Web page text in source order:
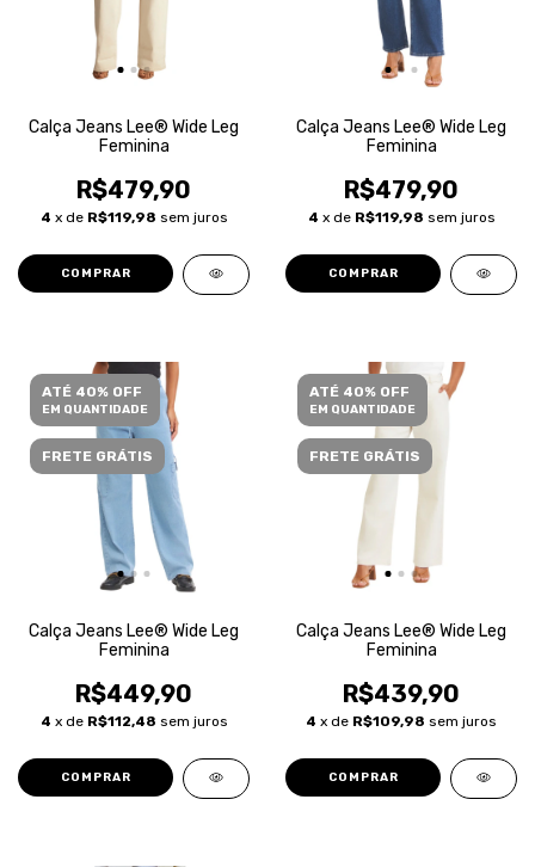
Calça Jeans Lee® Wide Leg
Feminina
R$479,90
4 x de R$119,98 sem juros
COMPRAR
Calça Jeans Lee® Wide Leg
Feminina
R$479,90
4 x de R$119,98 sem juros
COMPRAR
ATÉ 40% OFF
EM QUANTIDADE
FRETE GRÁTIS
Calça Jeans Lee® Wide Leg
Feminina
R$449,90
4 x de R$112,48 sem juros
COMPRAR
ATÉ 40% OFF
EM QUANTIDADE
FRETE GRÁTIS
Calça Jeans Lee® Wide Leg
Feminina
R$439,90
4 x de R$109,98 sem juros
COMPRAR